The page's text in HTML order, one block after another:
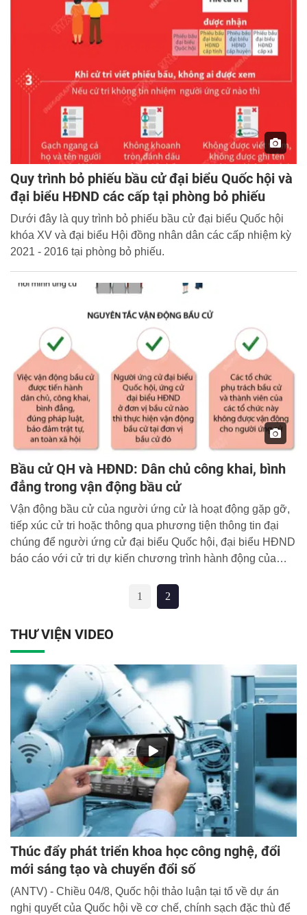
Quy trình bỏ phiếu bầu cử đại biểu Quốc hội và
đại biểu HĐND các cấp tại phòng bỏ phiếu
Dưới đây là quy trình bỏ phiếu bầu cử đại biểu Quốc hội
khóa XV và đại biểu Hội đồng nhân dân các cấp nhiệm kỳ
2021 - 2016 tại phòng bỏ phiếu.
Bầu cử QH và HĐND: Dân chủ công khai, bình
đẳng trong vận động bầu cử
Vận động bầu cử của người ứng cử là hoạt động gặp gỡ,
tiếp xúc cử tri hoặc thông qua phương tiện thông tin đại
chúng để người ứng cử đại biểu Quốc hội, đại biểu HĐND
báo cáo với cử tri dự kiến chương trình hành động của
bầu làm đại biểu Quốc hội hoặc đại biểu HĐND, đồng thời
trao đổi những vấn đề mà cử tri quan tâm, tạo điều kiện để
cử tri tiếp xúc và hiểu rõ hơn người ứng cử để cân nhắc
bầu chọn những người đủ tiêu chuẩn.
1 2
THƯ VIỆN VIDEO
Thúc đẩy phát triển khoa học công nghệ, đổi
mới sáng tạo và chuyển đổi số
(ANTV) - Chiều 04/8, Quốc hội thảo luận tại tổ về dự án
nghị quyết của Quốc hội về cơ chế, chính sạch đặc thù để